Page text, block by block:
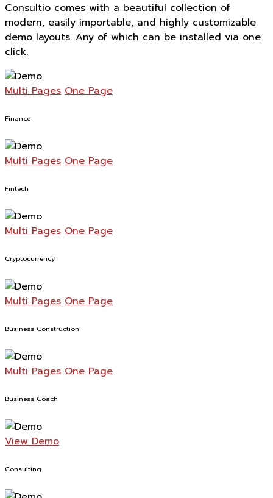
Consultio comes with a beautiful collection of
modern, easily importable, and highly customizable
demo layouts. Any of which can be installed via one
click.
Multi Pages One Page
Finance
Multi Pages One Page
Fintech
Multi Pages One Page
Cryptocurrency
Multi Pages One Page
Business Construction
Multi Pages One Page
Business Coach
View Demo
Consulting